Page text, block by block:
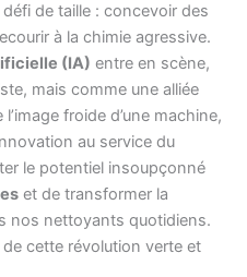
de taille : concevoir des
à la chimie agressive.
(IA) entre en scène,
mais comme une alliée
froide d’une machine,
au service du
le potentiel insoupçonné
et de transformer la
nos nettoyants quotidiens.
cette révolution verte et